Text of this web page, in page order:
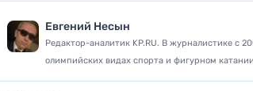
Евгений Несын
Редактор-аналитик KP.RU. В журналистике с
олимпийских видах спорта и фигурном